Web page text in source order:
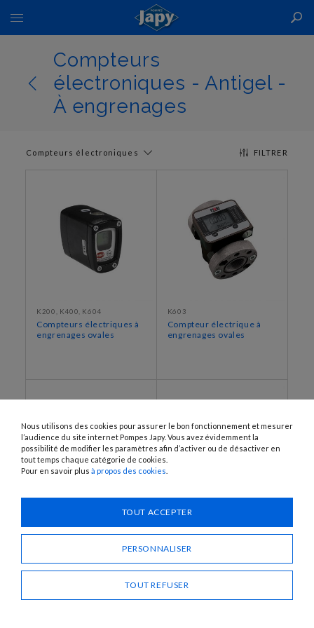
Basculer
la
navigationCompteurs
électroniques - Antigel -
À engrenages
FILTRER
Compteurs électroniques
K200, K400, K604
Compteurs électriques à
engrenages ovales
K603
Compteur électrique à
engrenages ovales
Compteur électrique à
Compteurs électroniques
à engrenages ovales à
émetteur d’impulsions
Nous utilisons des cookies pour assurer le bon fonctionnement et mesurer
l’audience du site internet Pompes Japy. Vous avez évidemment la
possibilité de modifier les paramètres afin d’activer ou de désactiver en
tout temps chaque catégorie de cookies.
Pour en savoir plus à propos des cookies
TOUT ACCEPTER
PERSONNALISER
TOUT REFUSER